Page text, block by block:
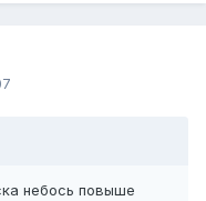
небось повыше